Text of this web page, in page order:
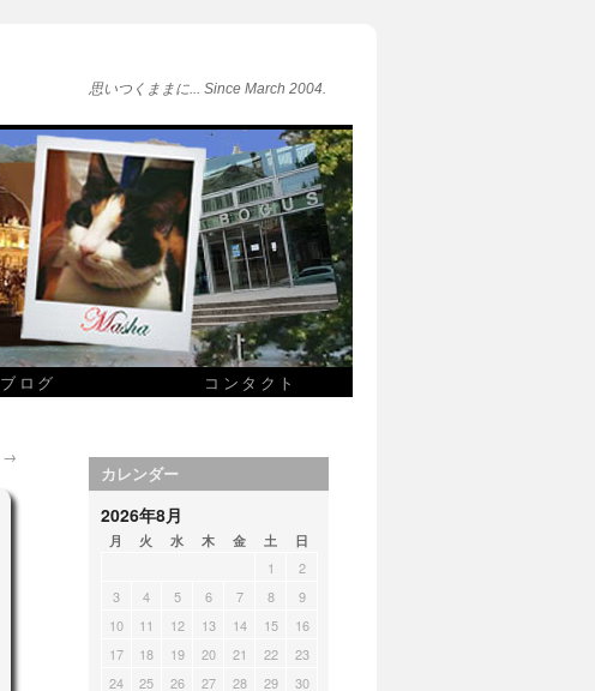
思いつくままに... Since March 2004.
ブログ コンタクト
→
カレンダー
2026年8月
月 火 水 木 金 土 日
1
2
3
4 5 6 7 8
9
10
11 12 13 14 15
16
17
18 19 20 21 22
23
24
25 26 27 28 29
30